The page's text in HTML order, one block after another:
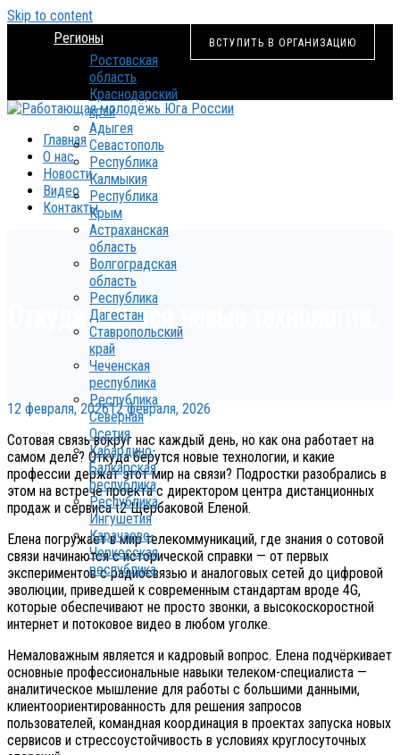
Skip to content
ВСТУПИТЬ В ОРГАНИЗАЦИЮ
Регионы
Ростовская
область
Краснодарский
край
Адыгея
Севастополь
Республика
Калмыкия
Республика
Крым
Астраханская
область
Волгоградская
область
Республика
Дагестан
Ставропольский
край
Чеченская
республика
Республика
Северная
Осетия
Кабардино-
Балкарская
республика
Республика
Ингушетия
Карачаево-
Черкесская
республика
Главная
О нас
Новости
Видео
Контакты
Откуда берутся новые технологии.
12 февраля, 202612 февраля, 2026
Сотовая связь вокруг нас каждый день, но как она работает на
самом деле? Откуда берутся новые технологии, и какие
профессии держат этот мир на связи? Подростки разобрались в
этом на встрече проекта с директором центра дистанционных
продаж и сервиса t2 Щербаковой Еленой.
Елена погружает в мир телекоммуникаций, где знания о сотовой
связи начинаются с исторической справки — от первых
экспериментов с радиосвязью и аналоговых сетей до цифровой
эволюции, приведшей к современным стандартам вроде 4G,
которые обеспечивают не просто звонки, а высокоскоростной
интернет и потоковое видео в любом уголке.
Немаловажным является и кадровый вопрос. Елена подчёркивает
основные профессиональные навыки телеком-специалиста —
аналитическое мышление для работы с большими данными,
клиентоориентированность для решения запросов
пользователей, командная координация в проектах запуска новых
сервисов и стрессоустойчивость в условиях круглосуточных